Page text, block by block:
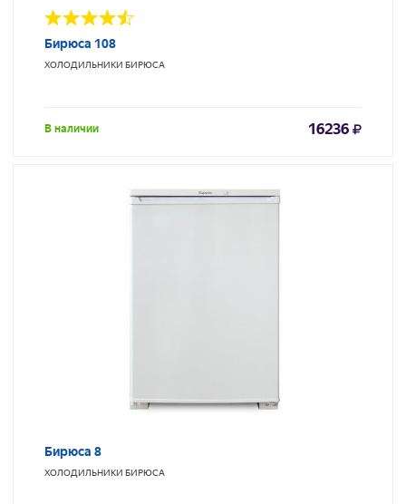
Бирюса 108
ХОЛОДИЛЬНИКИ БИРЮСА
В наличии 16236
Бирюса 8
ХОЛОДИЛЬНИКИ БИРЮСА